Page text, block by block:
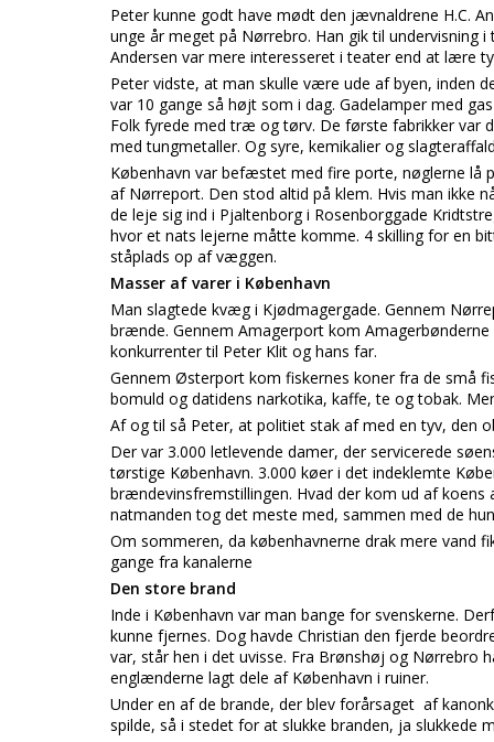
Peter kunne godt have mødt den jævnaldrene H.C.
unge år meget på Nørrebro. Han gik til undervisning
Andersen var mere interesseret i teater end at lære
Peter vidste, at man skulle være ude af byen, inden
var 10 gange så højt som i dag. Gadelamper med
Folk fyrede med træ og tørv. De første fabrikker var
med tungmetaller. Og syre, kemikalier og
København var befæstet med fire porte, nøglerne lå
af Nørreport. Den stod altid på klem. Hvis man ikke
de leje sig ind i Pjaltenborg i Rosenborggade
hvor et nats lejerne måtte komme. 4 skilling for en
ståplads op af væggen.
Masser af varer i København
Man slagtede kvæg i Kjødmagergade. Gennem
brænde. Gennem Amagerport kom
konkurrenter til Peter Klit og hans far.
Gennem Østerport kom fiskernes koner fra de små
bomuld og datidens narkotika, kaffe, te og tobak.
Af og til så Peter, at politiet stak af med en tyv, den
Der var 3.000 letlevende damer, der servicerede
tørstige København. 3.000 køer i det indeklemte
brændevinsfremstillingen. Hvad der kom ud af koens
natmanden tog det meste med, sammen med de
Om sommeren, da københavnerne drak mere vand
gange fra kanalerne
Den store brand
Inde i København var man bange for svenskerne.
kunne fjernes. Dog havde Christian den fjerde
var, står hen i det uvisse. Fra Brønshøj og Nørrebro
englænderne lagt dele af København i ruiner.
Under en af de brande, der blev forårsaget af
spilde, så i stedet for at slukke branden, ja slukkede